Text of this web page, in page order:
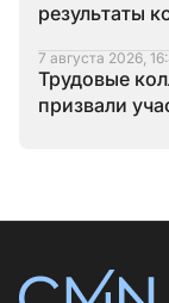
результаты
7 августа 2026,
Трудовые
призвали